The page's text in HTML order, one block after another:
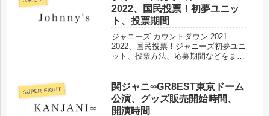
2022、国民投票！初夢ユニッ
ト、投票期間
ジャニーズ カウントダウン 2021-
2022、国民投票！ジャニーズ初夢ユニ
ット、投票方法、応募期間などをまと
SUPER EIGHT
関ジャニ∞GR8EST東京ドーム
公演、グッズ販売開始時間、
開演時間